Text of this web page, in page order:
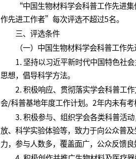
“中国生物材料学会科普工作先进
作先进工作者”每次评选不超过5名。
三、评选条件
（一）中国生物材料学会科普工作
1. 坚持以习近平新时代中国特色社
思想，倡导科学方法。
2. 积极响应、贯彻落实学会科普工
会/科普基地年度工作计划。2年内未有考
3. 积极参与、组织学会各类科普活
放、科学实验体验等，致力于向公众普
力，参与人数多，覆盖面广，公众反馈良